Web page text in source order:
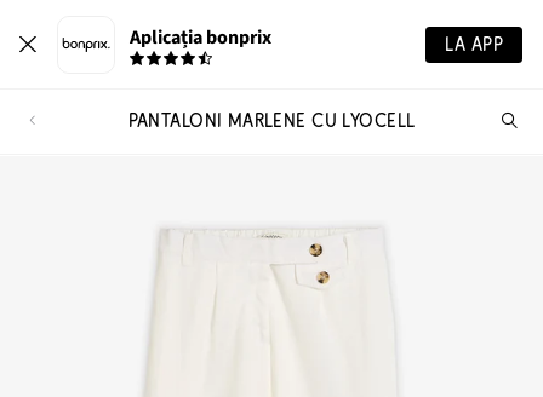
Aplicația bonprix LA APP
PANTALONI MARLENE CU LYOCELL